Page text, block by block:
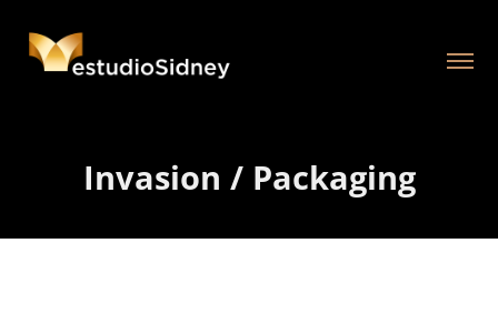
Invasion / Packaging